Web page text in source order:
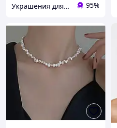
Украшения для волос - Интернет магазин Tiarav.com.ua 95%